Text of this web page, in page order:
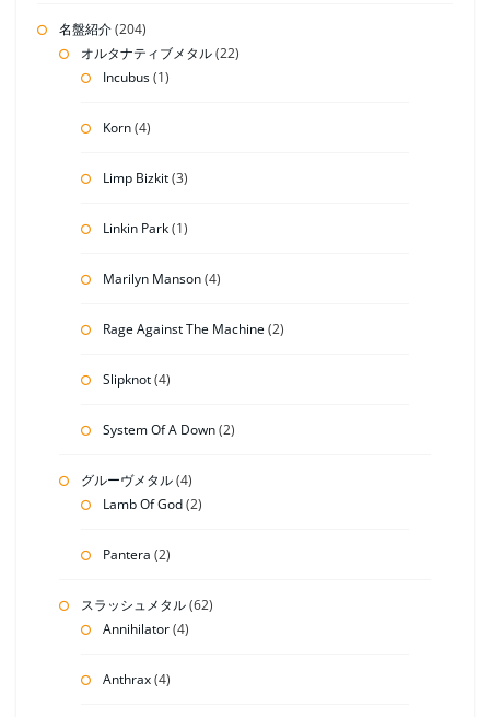
名盤紹介(204)
オルタナティブメタル(22)
Incubus(1)
Korn(4)
Limp Bizkit(3)
Linkin Park(1)
Marilyn Manson(4)
Rage Against The Machine(2)
Slipknot(4)
System Of A Down(2)
グルーヴメタル(4)
Lamb Of God(2)
Pantera (2)
スラッシュメタル(62)
Annihilator(4)
Anthrax(4)